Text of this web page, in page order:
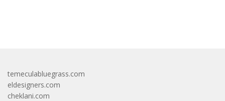
temeculabluegrass.com
eldesigners.com
cheklani.com